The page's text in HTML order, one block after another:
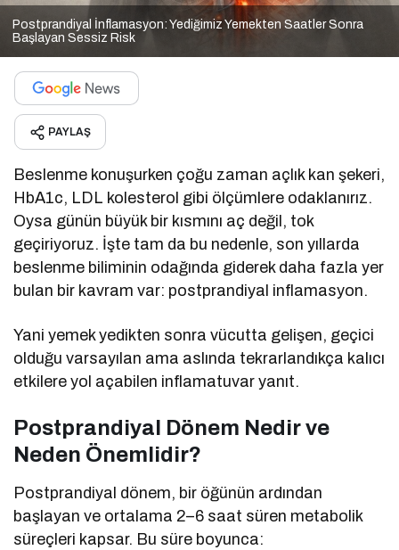
Postprandiyal İnflamasyon: Yediğimiz Yemekten Saatler Sonra
Başlayan Sessiz Risk
PAYLAŞ
Beslenme konuşurken çoğu zaman açlık kan şekeri,
HbA1c, LDL kolesterol gibi ölçümlere odaklanırız.
Oysa günün büyük bir kısmını aç değil, tok
geçiriyoruz. İşte tam da bu nedenle, son yıllarda
beslenme biliminin odağında giderek daha fazla yer
bulan bir kavram var: postprandiyal inflamasyon.
Yani yemek yedikten sonra vücutta gelişen, geçici
olduğu varsayılan ama aslında tekrarlandıkça kalıcı
etkilere yol açabilen inflamatuvar yanıt.
Postprandiyal Dönem Nedir ve
Neden Önemlidir?
Postprandiyal dönem, bir öğünün ardından
başlayan ve ortalama 2–6 saat süren metabolik
süreçleri kapsar. Bu süre boyunca: